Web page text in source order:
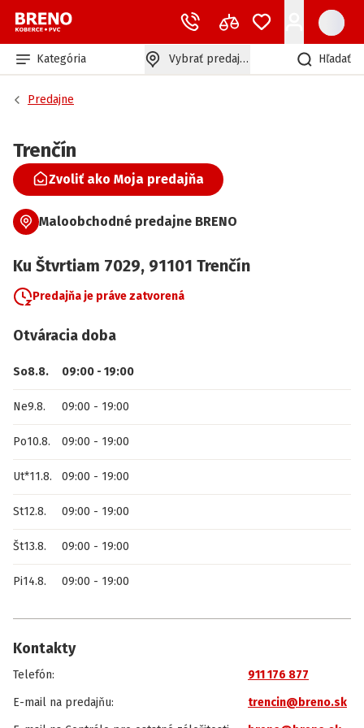
Kategória Vybrať predajňu Hľadať
Predajne
Trenčín
Zvoliť ako Moja predajňa
Maloobchodné predajne BRENO
Ku Štvrtiam 7029, 91101 Trenčín
Predajňa je práve zatvorená
Otváracia doba
So8.8. 09:00 - 19:00
Ne9.8. 09:00 - 19:00
Po10.8. 09:00 - 19:00
Ut*11.8. 09:00 - 19:00
St12.8. 09:00 - 19:00
Št13.8. 09:00 - 19:00
Pi14.8. 09:00 - 19:00
Kontakty
Telefón:
911 176 877
E-mail na predajňu:
trencin@breno.sk